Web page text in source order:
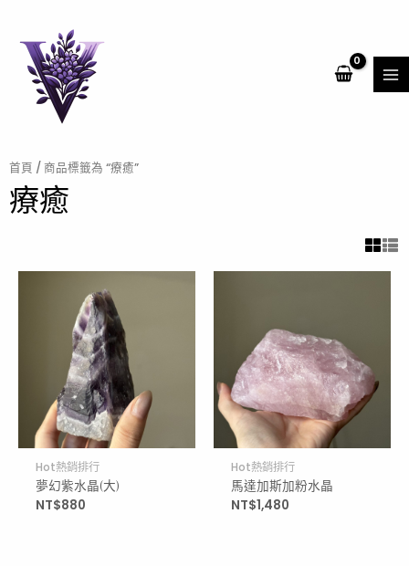
首頁 / 商品標籤為 “療癒”
療癒
Hot熱銷排行
夢幻紫水晶(大)
NT$880
Hot熱銷排行
馬達加斯加粉水晶
NT$1,480